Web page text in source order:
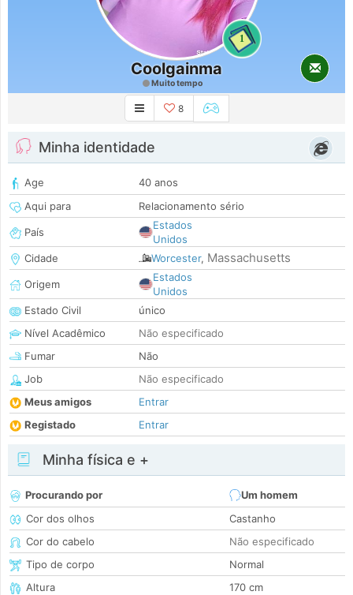
1
Coolgainma
Muito tempo
8
Minha identidade
Age
40 anos
Aqui para
Relacionamento sério
País
Estados
Unidos
Cidade
Worcester, Massachusetts
Origem
Estados
Unidos
Estado Civil
único
Nível Acadêmico
Não especificado
Fumar
Não
Job
Não especificado
Meus amigos
Entrar
Registado
Entrar
Minha física e +
Procurando por
Um homem
Cor dos olhos
Castanho
Cor do cabelo
Não especificado
Tipo de corpo
Normal
Altura
170 cm